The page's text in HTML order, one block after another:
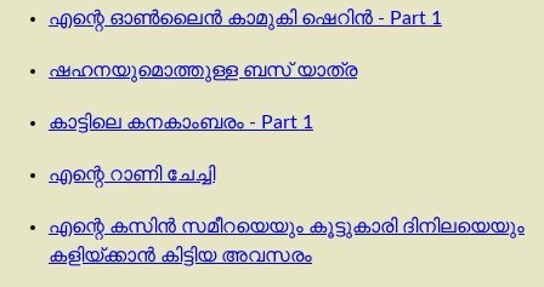
എന്റെ ഓൺലൈൻ കാമുകി ഷെറിൻ - Part 1
ഷഹനയുമൊത്തുള്ള ബസ് യാത്ര
കാട്ടിലെ കനകാംബരം - Part 1
എന്റെ റാണി ചേച്ചി
എന്റെ കസിൻ സമീറയെയും കൂട്ടുകാരി ദിനിലയെയും
കളിയ്ക്കാൻ കിട്ടിയ അവസരം